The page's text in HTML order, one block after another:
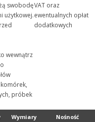
swobodę
użytkowej.
wewnątrz
próbek
VAT oraz
ewentualnych opłat
dodatkowych
Wymiary
Nośność